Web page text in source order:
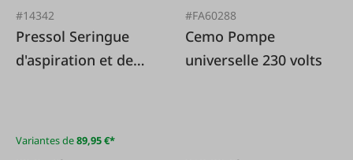
#14342
Pressol Seringue
d'aspiration et de
Variantes de89,95 €*
#FA60288
Cemo Pompe
universelle 230 volts